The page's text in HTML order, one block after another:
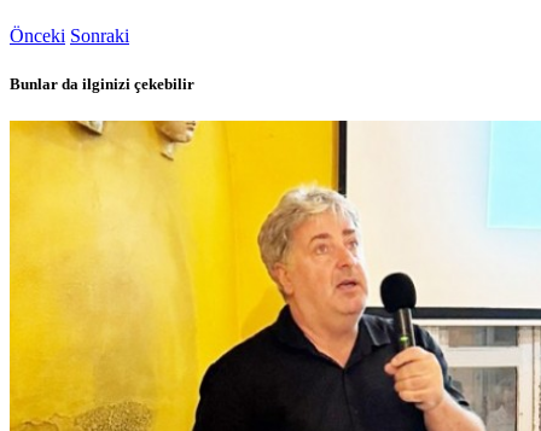
Önceki Sonraki
Bunlar da ilginizi çekebilir